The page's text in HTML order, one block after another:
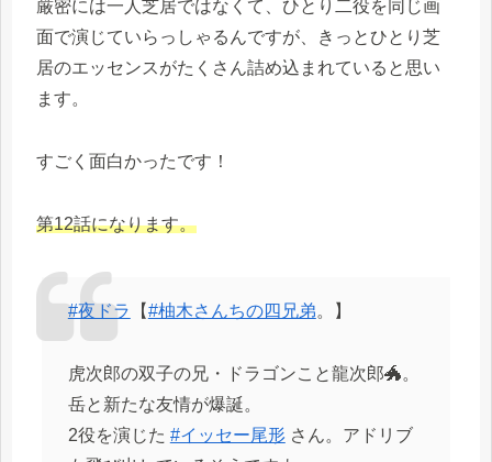
厳密には一人芝居ではなくて、ひとり二役を同じ画
面で演じていらっしゃるんですが、きっとひとり芝
居のエッセンスがたくさん詰め込まれていると思い
ます。
すごく面白かったです！
第12話になります。
#夜ドラ 【#柚木さんちの四兄弟。】
虎次郎の双子の兄・ドラゴンこと龍次郎🐲。
岳と新たな友情が爆誕。
2役を演じた #イッセー尾形さん。アドリブ